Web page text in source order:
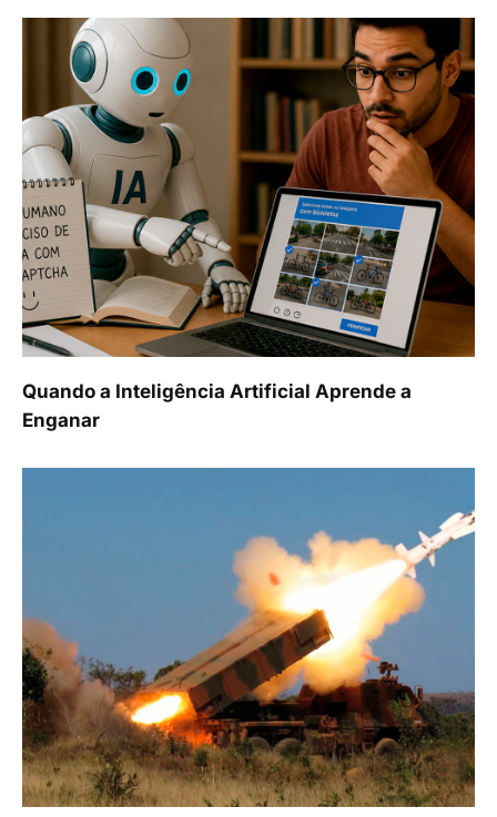
Quando a Inteligência Artificial Aprende a
Enganar